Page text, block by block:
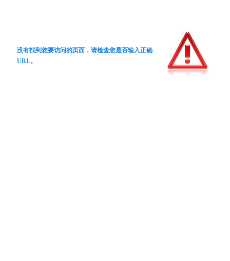
没有找到您要访问的页面，请检查您是否输入正确
URL。